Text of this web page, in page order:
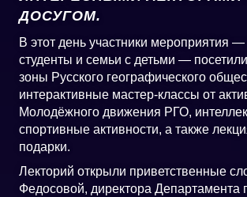
ДОСУГОМ.
В этот день участники мероприятия
студенты и семьи с детьми —
зоны Русского географического
интерактивные мастер-классы от
Молодёжного движения РГО,
спортивные активности, а также
подарки.
Лекторий открыли приветственные
Федосовой, директора Департамента